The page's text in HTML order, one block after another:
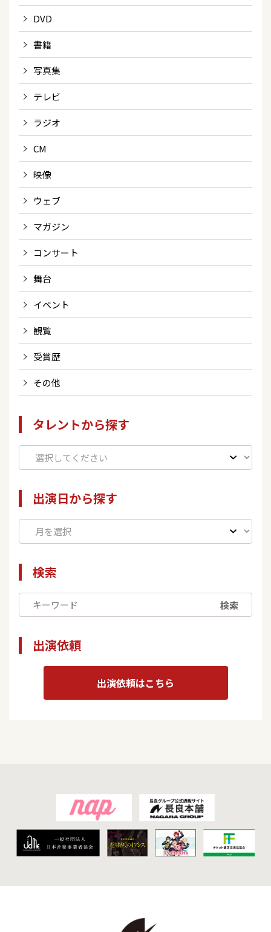
DVD
書籍
写真集
テレビ
ラジオ
CM
映像
ウェブ
マガジン
コンサート
舞台
イベント
観覧
受賞歴
その他
タレントから探す
出演日から探す
検索
検索
出演依頼
出演依頼はこちら